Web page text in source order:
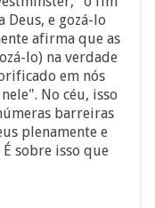
e gozá-lo
afirma que as
lo) na verdade
em nós
No céu, isso
barreiras
plenamente e
sobre isso que